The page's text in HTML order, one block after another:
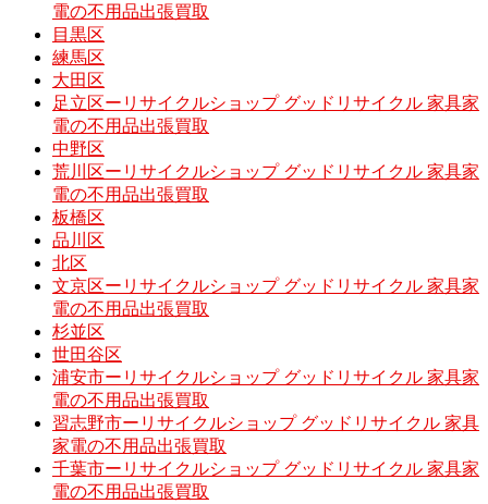
電の不用品出張買取
目黒区
練馬区
大田区
足立区ーリサイクルショップ グッドリサイクル 家具家
電の不用品出張買取
中野区
荒川区ーリサイクルショップ グッドリサイクル 家具家
電の不用品出張買取
板橋区
品川区
北区
文京区ーリサイクルショップ グッドリサイクル 家具家
電の不用品出張買取
杉並区
世田谷区
浦安市ーリサイクルショップ グッドリサイクル 家具家
電の不用品出張買取
習志野市ーリサイクルショップ グッドリサイクル 家具
家電の不用品出張買取
千葉市ーリサイクルショップ グッドリサイクル 家具家
電の不用品出張買取